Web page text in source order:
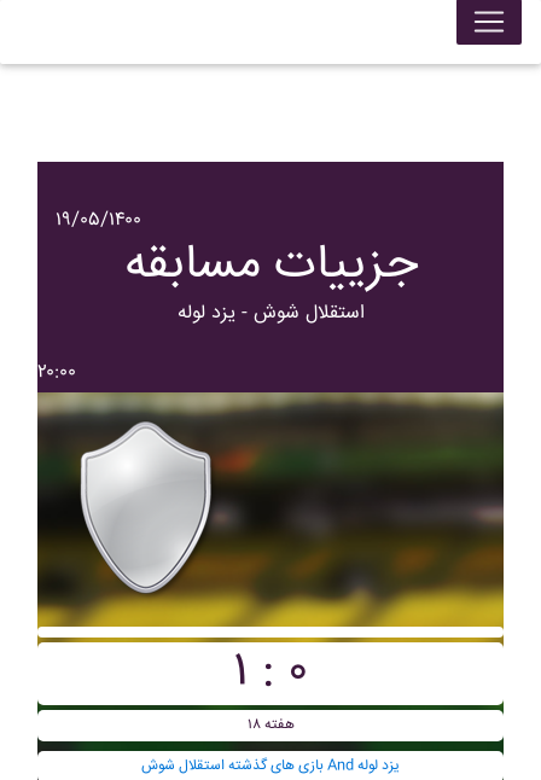
۱۹/۰۵/۱۴۰۰
جزییات مسابقه
استقلال شوش - يزد لوله
۲۰:۰۰
۱ : ۰
هفته ۱۸
بازی های گذشته استقلال شوش And يزد لوله